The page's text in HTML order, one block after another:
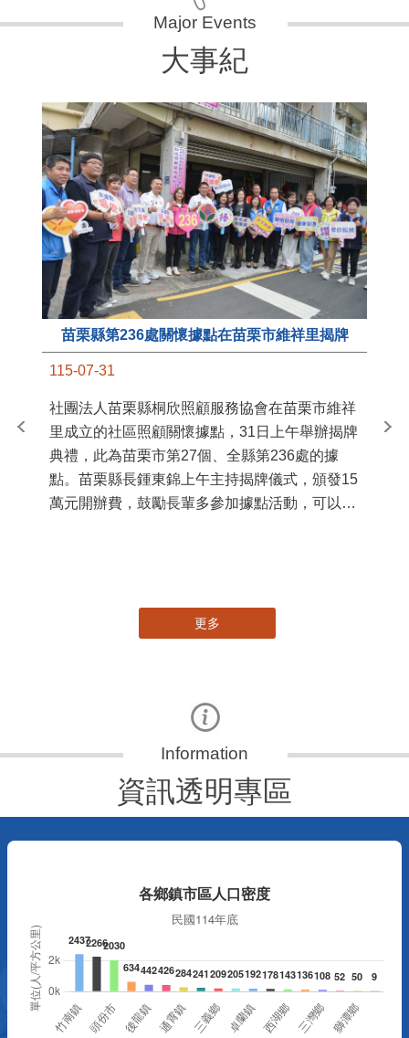
大事紀
苗栗縣第236處關懷據點在苗栗市維祥里揭牌
115-07-31
社團法人苗栗縣桐欣照顧服務協會在苗栗市維祥
里成立的社區照顧關懷據點，31日上午舉辦揭牌
典禮，此為苗栗市第27個、全縣第236處的據
點。苗栗縣長鍾東錦上午主持揭牌儀式，頒發15
萬元開辦費，鼓勵長輩多參加據點活動，可以更
苗
更多
資訊透明專區